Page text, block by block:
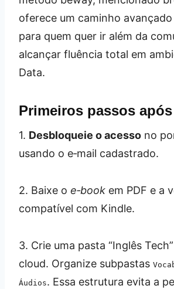
oferece um caminho
para quem quer ir além da
alcançar fluência total em
Data.
Primeiros passos
1. Desbloqueie o acesso no
usando o e‑mail cadastrado.
2. Baixe o e‑book em PDF e a
compatível com Kindle.
3. Crie uma pasta “Inglês
cloud. Organize subpastas
Áudios. Essa estrutura evita a